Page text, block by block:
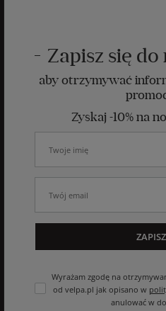
Zapisz się
aby otrzymywać
Zyskaj -10% na
Wyrażam zgodę na
od velpa.pl jak opisano w
anulować w